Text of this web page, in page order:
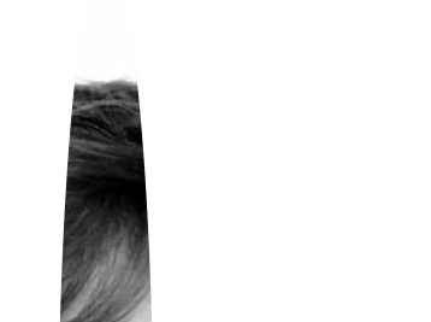
Estonian
French
Hungarian
Italian
Polish
Portuguese
Ukrainian